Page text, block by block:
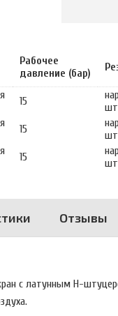
Рабочее
давление (бар)
15
15
15
Отзывы
с латунным Н-